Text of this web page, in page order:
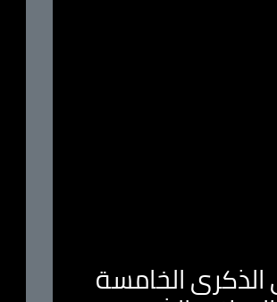
الذكرى الخامسة